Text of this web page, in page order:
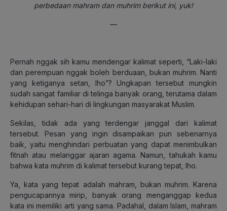
perbedaan mahram dan muhrim berikut ini, yuk!
—
Pernah nggak sih kamu mendengar kalimat seperti, “Laki-laki
dan perempuan nggak boleh berduaan, bukan muhrim. Nanti
yang ketiganya setan, lho”? Ungkapan tersebut mungkin
sudah sangat familiar di telinga banyak orang, terutama dalam
kehidupan sehari-hari di lingkungan masyarakat Muslim.
Sekilas, tidak ada yang terdengar janggal dari kalimat
tersebut. Pesan yang ingin disampaikan pun sebenarnya
baik, yaitu menghindari perbuatan yang dapat menimbulkan
fitnah atau melanggar ajaran agama. Namun, tahukah kamu
bahwa kata muhrim di kalimat tersebut kurang tepat, lho.
Ya, kata yang tepat adalah mahram, bukan muhrim. Karena
pengucapannya mirip, banyak orang menganggap kedua
kata ini memiliki arti yang sama. Padahal, dalam Islam, mahram